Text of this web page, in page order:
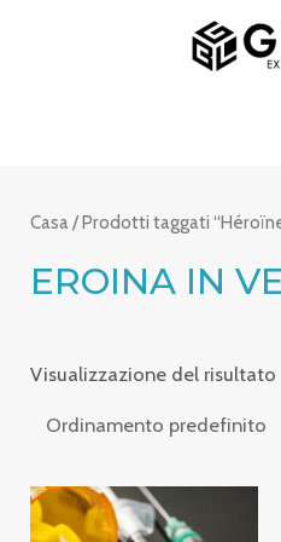
Casa/ Prodotti taggati
EROINA IN
Visualizzazione del risultato